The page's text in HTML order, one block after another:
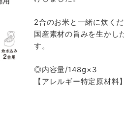
2合のお米と一緒に炊くだ
国産素材の旨みを生かし
す。
◎内容量/148g×3
【アレルギー特定原材料